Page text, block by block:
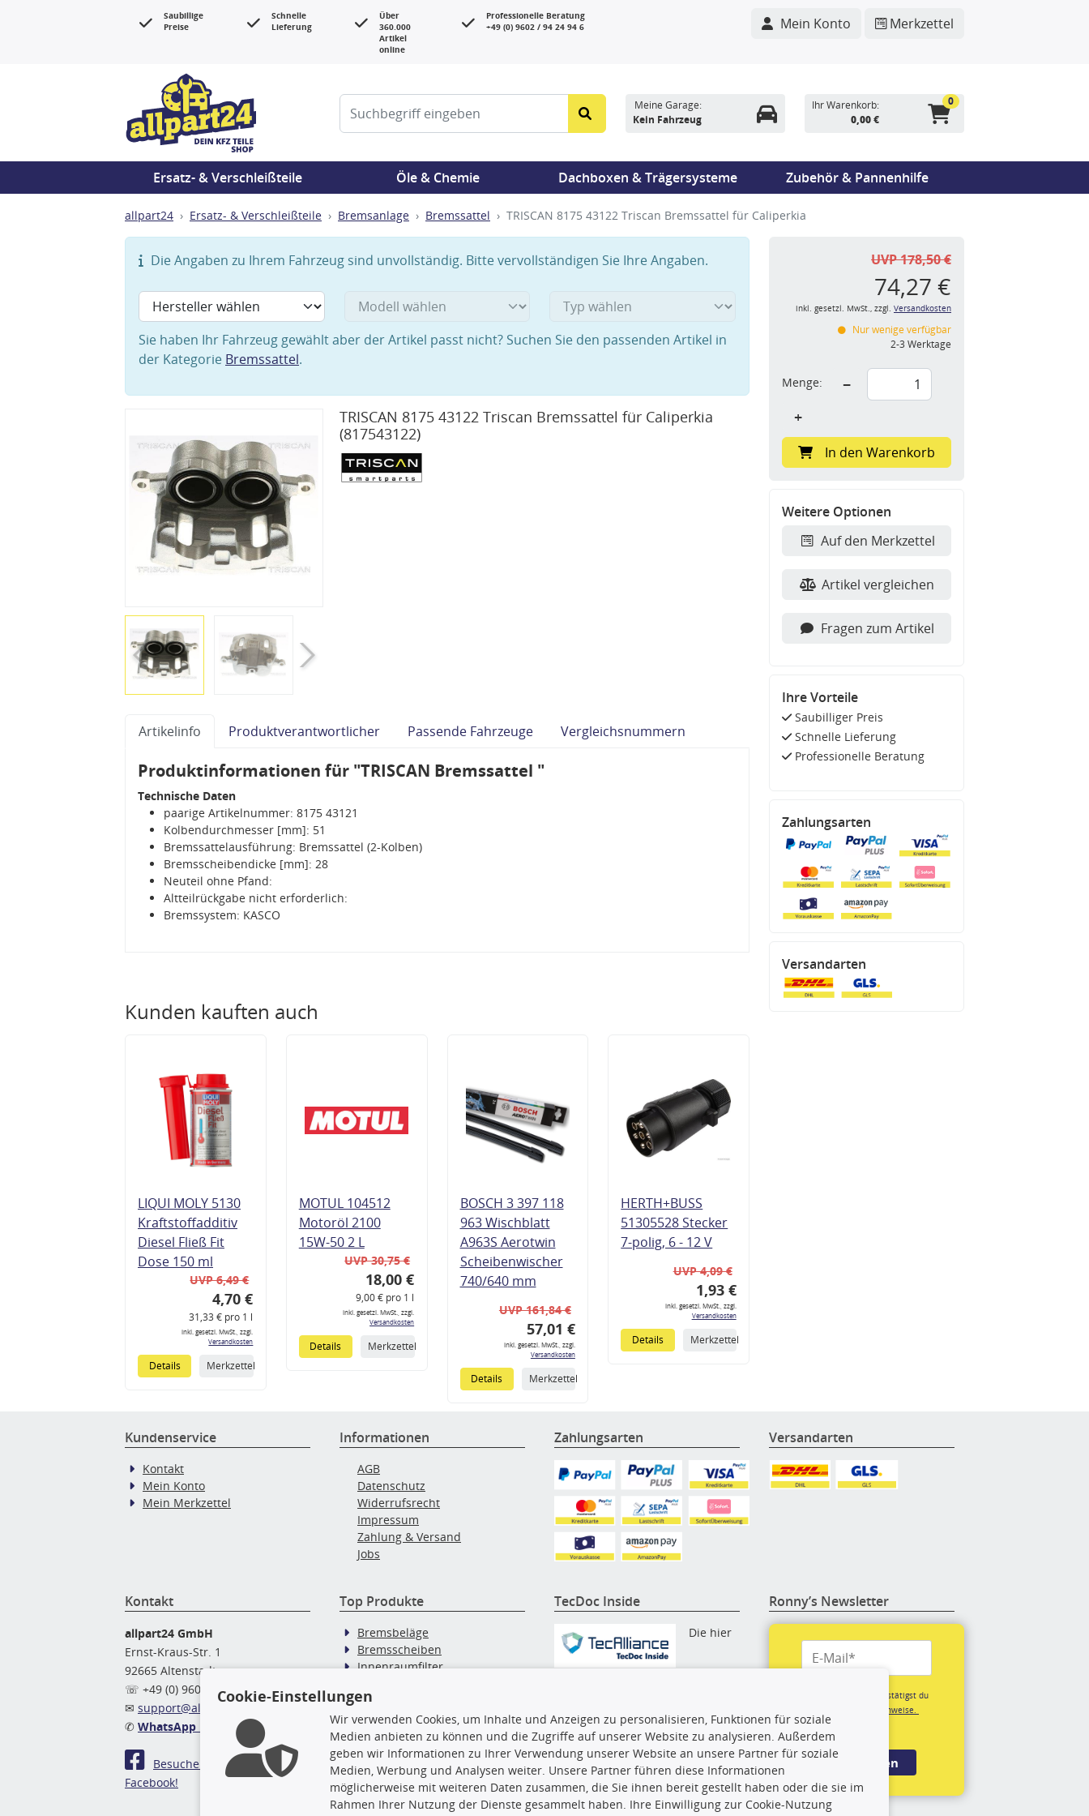
Saubillige
Preise
Schnelle
Lieferung
Über
360.000
Artikel
online
Professionelle Beratung
+49 (0) 9602 / 94 24 94 6
Mein Konto Merkzettel
Meine Garage:
Kein Fahrzeug
Ihr Warenkorb:
0,00 €
0
Ersatz- & Verschleißteile Öle & Chemie Dachboxen & Trägersysteme Zubehör & Pannenhilfe
allpart24 Ersatz- & Verschleißteile Bremsanlage Bremssattel TRISCAN 8175 43122 Triscan Bremssattel für Caliperkia
Die Angaben zu Ihrem Fahrzeug sind unvollständig. Bitte vervollständigen Sie Ihre Angaben.
Sie haben Ihr Fahrzeug gewählt aber der Artikel passt nicht? Suchen Sie den passenden Artikel in
der Kategorie Bremssattel.
TRISCAN 8175 43122 Triscan Bremssattel für Caliperkia
(817543122)
Artikelinfo Produktverantwortlicher Passende Fahrzeuge Vergleichsnummern
Produktinformationen für "TRISCAN Bremssattel "
Technische Daten
paarige Artikelnummer: 8175 43121
Kolbendurchmesser [mm]: 51
Bremssattelausführung: Bremssattel (2-Kolben)
Bremsscheibendicke [mm]: 28
Neuteil ohne Pfand:
Altteilrückgabe nicht erforderlich:
Bremssystem: KASCO
Kunden kauften auch
LIQUI MOLY 5130
Kraftstoffadditiv
Diesel Fließ Fit
Dose 150 ml
UVP 6,49 €
4,70 €
31,33 € pro 1 l
inkl. gesetzl. MwSt., zzgl.
Versandkosten
Details Merkzettel
MOTUL 104512
Motoröl 2100
15W-50 2 L
UVP 30,75 €
18,00 €
9,00 € pro 1 l
inkl. gesetzl. MwSt., zzgl.
Versandkosten
Details Merkzettel
BOSCH 3 397 118
963 Wischblatt
A963S Aerotwin
Scheibenwischer
740/640 mm
UVP 161,84 €
57,01 €
inkl. gesetzl. MwSt., zzgl.
Versandkosten
Details Merkzettel
HERTH+BUSS
51305528 Stecker
7-polig, 6 - 12 V
UVP 4,09 €
1,93 €
inkl. gesetzl. MwSt., zzgl.
Versandkosten
Details Merkzettel
UVP 178,50 €
74,27 €
inkl. gesetzl. MwSt., zzgl. Versandkosten
Nur wenige verfügbar
2-3 Werktage
Menge:
−
+
In den Warenkorb
Weitere Optionen
Auf den Merkzettel
Artikel vergleichen
Fragen zum Artikel
Ihre Vorteile
Saubilliger Preis
Schnelle Lieferung
Professionelle Beratung
Zahlungsarten
Versandarten
Kundenservice
Kontakt
Mein Konto
Mein Merkzettel
Informationen
AGB
Datenschutz
Widerrufsrecht
Impressum
Zahlung & Versand
Jobs
Zahlungsarten Versandarten
Kontakt
allpart24 GmbH
Ernst-Kraus-Str. 1
92665 Altenstadt
☏ +49 (0) 9602 / 9 42 49 46
✉ support@allpart24.de
✆ WhatsApp Nachricht
Besuchen Sie uns auf
Facebook!
Top Produkte
Bremsbeläge
Bremsscheiben
Innenraumfilter
Wischerblätter
Zündkerzen
TecDoc Inside
Die hier
unterlassen, die Daten oder die
gesamte Datenbank ohne vorherige
Zustimmung TecDocs zu
vervielfältigen, zu verbreiten
und/oder diese Handlungen durch
Dritte ausführen zu lassen. Ein
Ronny’s Newsletter
Mit der Anmeldung bestätigst du
Datenschutzhinweise.
(*Pflichtfeld)
Anmelden
Cookie-Einstellungen
Wir verwenden Cookies, um Inhalte und Anzeigen zu personalisieren, Funktionen für soziale
Medien anbieten zu können und die Zugriffe auf unserer Website zu analysieren. Außerdem
geben wir Informationen zu Ihrer Verwendung unserer Website an unsere Partner für soziale
Medien, Werbung und Analysen weiter. Unsere Partner führen diese Informationen
möglicherweise mit weiteren Daten zusammen, die Sie ihnen bereit gestellt haben oder die sie im
Rahmen Ihrer Nutzung der Dienste gesammelt haben. Ihre Einwilligung zur Cookie-Nutzung